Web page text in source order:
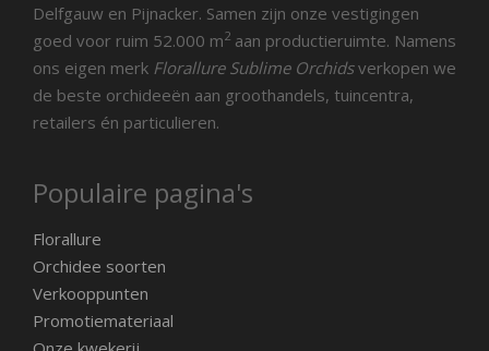
Delfgauw en Pijnacker. Samen zijn onze vestigingen
goed voor ruim 52.000 m2 aan productieruimte. Namens
ons eigen merk Florallure Sublime Orchidsverkopen we
de beste orchideeën aan groothandels, tuincentra,
retailers én particulieren.
Populaire pagina's
Florallure
Orchidee soorten
Verkooppunten
Promotiemateriaal